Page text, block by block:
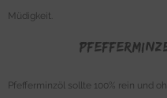
Müdigkeit.
Pfefferminzöl sollte 100% rein und